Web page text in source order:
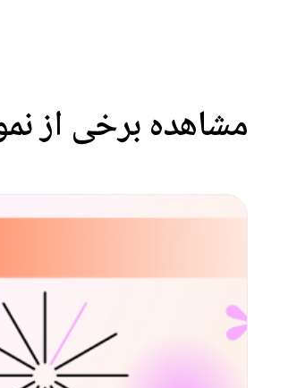
مشاهده برخی از